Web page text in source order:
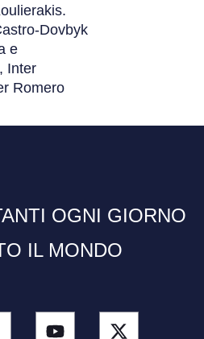
Dovbyk
e
Inter
Romero
OGNI GIORNO
IL MONDO